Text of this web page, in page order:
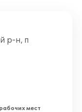
р-н, п
мест